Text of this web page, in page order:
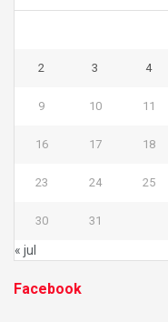
2 3 4
9 10 11
16 17 18
23 24 25
30 31
« jul
Facebook